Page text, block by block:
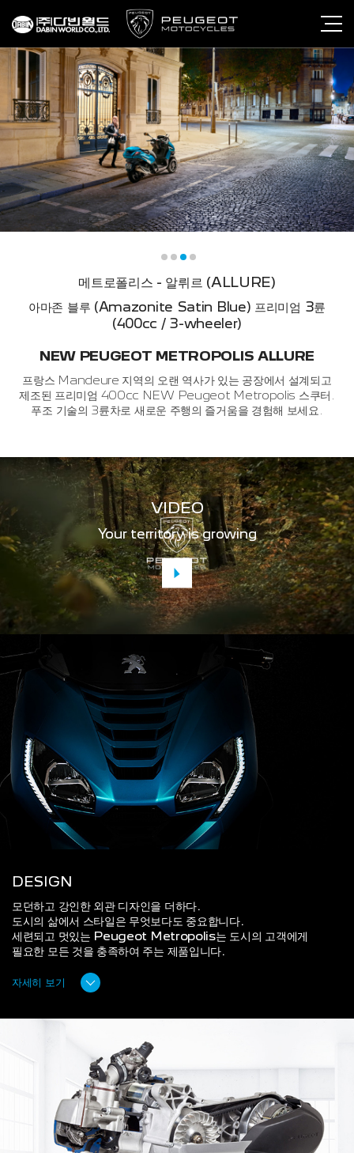
메트로폴리스 - 알뤼르 (ALLURE)
아마존 블루 (Amazonite Satin Blue) 프리미엄 3륜
(400cc / 3-wheeler)
NEW PEUGEOT METROPOLIS ALLURE
프랑스 Mandeure 지역의 오랜 역사가 있는 공장에서 설계되고
제조된 프리미엄 400cc NEW Peugeot Metropolis 스쿠터.
푸조 기술의 3륜차로 새로운 주행의 즐거움을 경험해 보세요.
VIDEO
Your territory is growing
DESIGN
모던하고 강인한 외관 디자인을 더하다.
도시의 삶에서 스타일은 무엇보다도 중요합니다.
세련되고 멋있는 Peugeot Metropolis는 도시의 고객에게
필요한 모든 것을 충족하여 주는 제품입니다.
자세히 보기